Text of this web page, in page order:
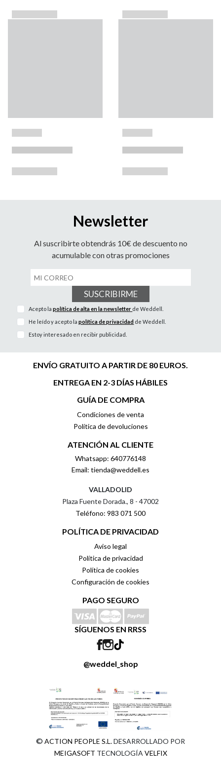
Newsletter
Al suscribirte obtendrás 10€ de descuento no
acumulable con otras promociones
SUSCRIBIRME
Acepto lapolítica de alta en la newsletter de Weddell.
He leído y acepto lapolítica de privacidad de Weddell.
Estoy interesado en recibir publicidad.
ENVÍO GRATUITO A PARTIR DE 80 EUROS.
ENTREGA EN 2-3 DÍAS HÁBILES
GUÍA DE COMPRA
Condiciones de venta
Política de devoluciones
ATENCIÓN AL CLIENTE
Whatsapp: 640776148
Email: tienda@weddell.es
VALLADOLID
Plaza Fuente Dorada., 8 - 47002
Teléfono: 983 071 500
POLÍTICA DE PRIVACIDAD
Aviso legal
Política de privacidad
Política de cookies
Configuración de cookies
PAGO SEGURO
SÍGUENOS EN RRSS
@weddel_shop
© ACTION PEOPLE S.L.DESARROLLADO POR
MEIGASOFT TECNOLOGÍA VELFIX